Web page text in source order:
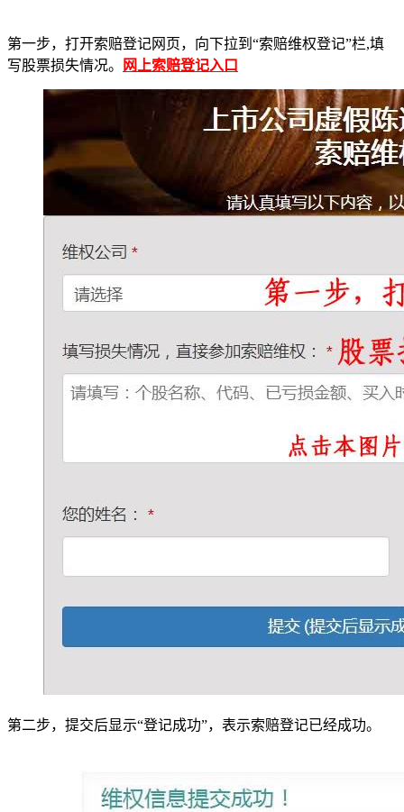
第一步，打开索赔登记网页，向下拉到“索赔维权登记”栏,填
写股票损失情况。
网上索赔登记入口
第二步，提交后显示“登记成功”，表示索赔登记已经成功。